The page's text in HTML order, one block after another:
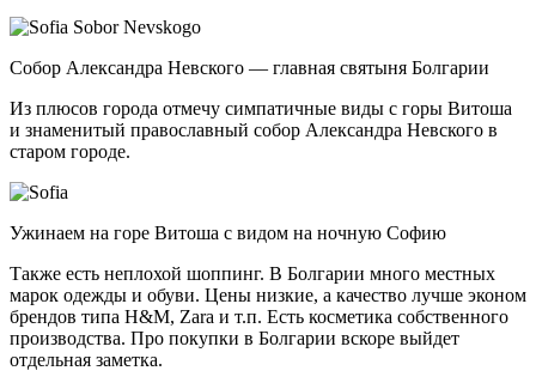
Собор Александра Невского — главная святыня Болгарии
Из плюсов города отмечу симпатичные виды с горы Витоша
и знаменитый православный собор Александра Невского в
старом городе.
Ужинаем на горе Витоша с видом на ночную Софию
Также есть неплохой шоппинг. В Болгарии много местных
марок одежды и обуви. Цены низкие, а качество лучше эконом
брендов типа H&M, Zara и т.п. Есть косметика собственного
производства. Про покупки в Болгарии вскоре выйдет
отдельная заметка.